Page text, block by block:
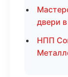
двери
НПП